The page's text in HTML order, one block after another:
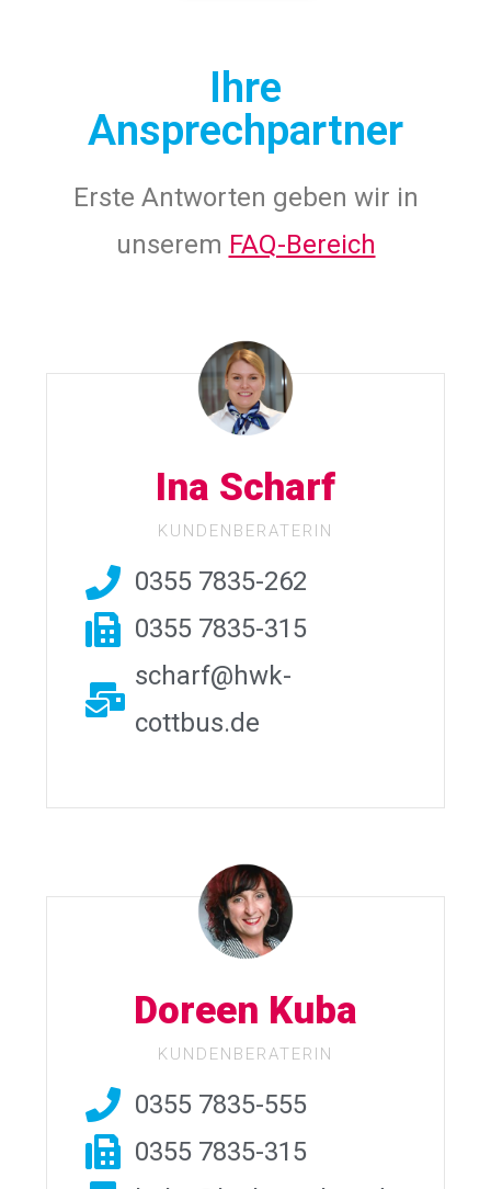
Ihre
Ansprechpartner
Erste Antworten geben wir in
unserem FAQ-Bereich
Ina Scharf
KUNDENBERATERIN
0355 7835-262
0355 7835-315
scharf@hwk-
cottbus.de
Doreen Kuba
KUNDENBERATERIN
0355 7835-555
0355 7835-315